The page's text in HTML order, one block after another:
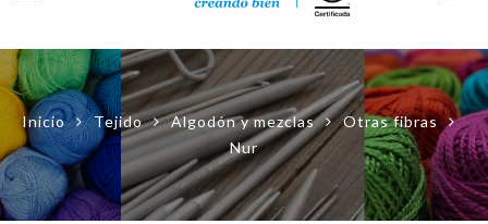
Inicio Tejido Algodón y mezclas
Otras fibras
Nur